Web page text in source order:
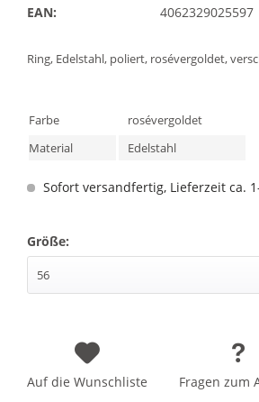
EAN: 4062329025597
Ring, Edelstahl, poliert, rosévergoldet,
Farbe
rosévergoldet
Material
Edelstahl
Sofort versandfertig, Lieferzeit ca.
Größe:
Auf die Wunschliste Fragen zum